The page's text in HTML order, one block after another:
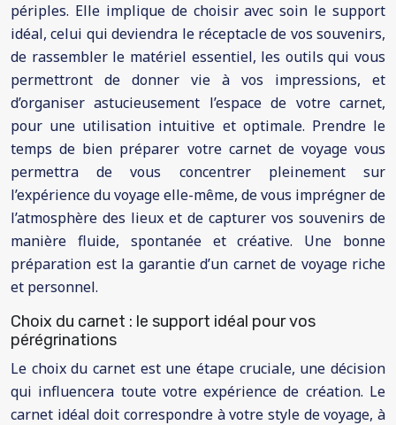
périples. Elle implique de choisir avec soin le support
idéal, celui qui deviendra le réceptacle de vos souvenirs,
de rassembler le matériel essentiel, les outils qui vous
permettront de donner vie à vos impressions, et
d’organiser astucieusement l’espace de votre carnet,
pour une utilisation intuitive et optimale. Prendre le
temps de bien préparer votre carnet de voyage vous
permettra de vous concentrer pleinement sur
l’expérience du voyage elle-même, de vous imprégner de
l’atmosphère des lieux et de capturer vos souvenirs de
manière fluide, spontanée et créative. Une bonne
préparation est la garantie d’un carnet de voyage riche
et personnel.
Choix du carnet : le support idéal pour vos
pérégrinations
Le choix du carnet est une étape cruciale, une décision
qui influencera toute votre expérience de création. Le
carnet idéal doit correspondre à votre style de voyage, à